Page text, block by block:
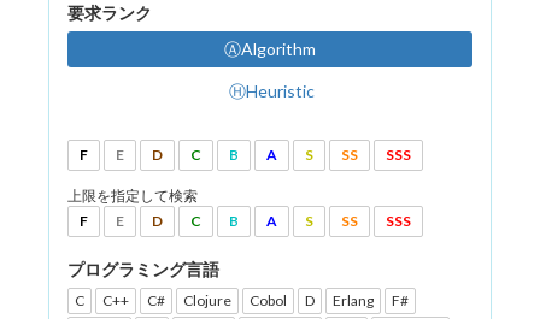
要求ランク
ⒶAlgorithm
ⒽHeuristic
F E D C B A S SS SSS
上限を指定して検索
F
E D C B A S SS SSS
プログラミング言語
C C++ C# Clojure Cobol D Erlang
F#